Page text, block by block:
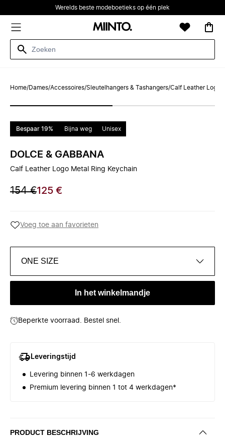
Werelds beste modeboetieks op één plek
Home/Dames/Accessoires/Sleutelhangers & Tashangers/Calf Leather Logo
Bespaar 19% Bijna weg Unisex
DOLCE & GABBANA
Calf Leather Logo Metal Ring Keychain
154 €125 €
Voeg toe aan favorieten
ONE SIZE
In het winkelmandje
Beperkte voorraad. Bestel snel.
Leveringstijd
Levering binnen 1-6 werkdagen
Premium levering binnen 1 tot 4 werkdagen*
PRODUCT BESCHRIJVING